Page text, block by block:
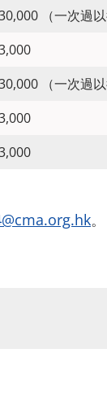
（一次過以
（一次過以
。